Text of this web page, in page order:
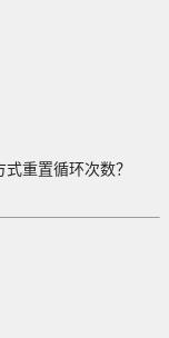
重置循环次数？